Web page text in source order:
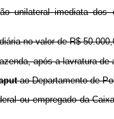
unilateral imediata
no valor de R$
após a lavratura de
ao Departamento de
ou empregado da